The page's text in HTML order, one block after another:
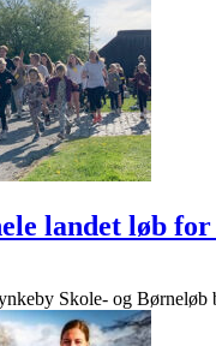
landet løb
Skole- og